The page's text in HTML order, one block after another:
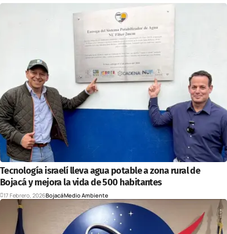
Tecnología israelí lleva agua potable a zona rural de
Bojacá y mejora la vida de 500 habitantes
17 Febrero, 2026BojacáMedio Ambiente